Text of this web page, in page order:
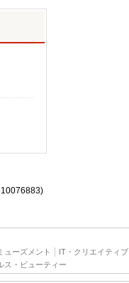
ューズメント
IT・クリエイティブ
ス・ビューティー